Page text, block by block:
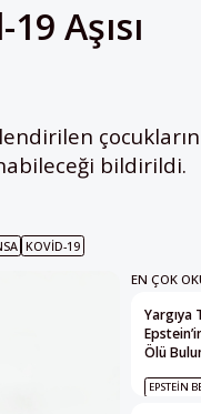
Aşısı
bildirildi.
KOVID-19
EN ÇOK
Yargıya
Ölü
EPSTEIN